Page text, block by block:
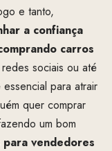
e tanto,
a confiança
carros
sociais ou até
para atrair
quer comprar
um bom
para vendedores